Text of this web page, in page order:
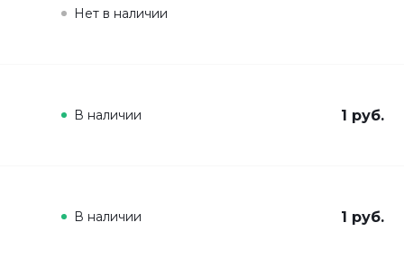
Нет в наличии
В наличии 1 руб.
В наличии 1 руб.